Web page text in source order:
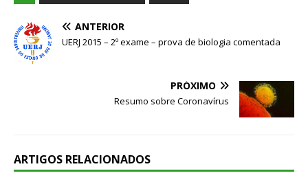
ANTERIOR
UERJ 2015 – 2º exame – prova de biologia comentada
PRÓXIMO
Resumo sobre Coronavírus
ARTIGOS RELACIONADOS